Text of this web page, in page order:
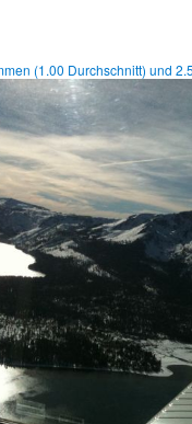
(1.00 Durchschnitt) und